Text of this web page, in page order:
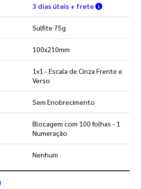
3 dias úteis + frete Verifique
Sulfite 75g
100x210mm
1x1 - Escala de Cinza Frente e
Verso
Sem Enobrecimento
Blocagem com 100 folhas - 1
Numeração
Nenhum
Saiba como utilizar os nossos gabaritos